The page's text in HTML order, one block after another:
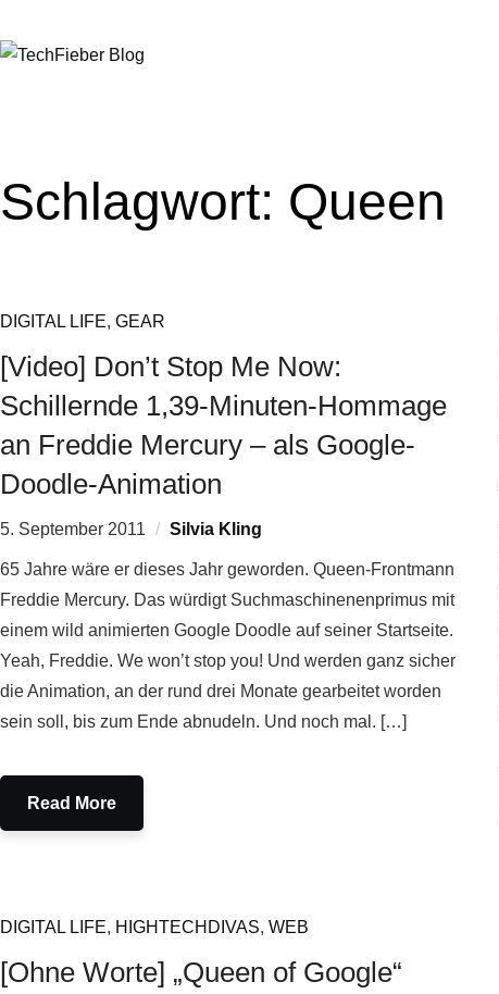
Schlagwort: Queen
DIGITAL LIFE, GEAR
[Video] Don’t Stop Me Now:
Schillernde 1,39-Minuten-Hommage
an Freddie Mercury – als Google-
Doodle-Animation
5. September 2011 Silvia Kling
65 Jahre wäre er dieses Jahr geworden. Queen-Frontmann
Freddie Mercury. Das würdigt Suchmaschinenenprimus mit
einem wild animierten Google Doodle auf seiner Startseite.
Yeah, Freddie. We won’t stop you! Und werden ganz sicher
die Animation, an der rund drei Monate gearbeitet worden
sein soll, bis zum Ende abnudeln. Und noch mal. […]
Read More
DIGITAL LIFE, HIGHTECHDIVAS, WEB
[Ohne Worte] „Queen of Google“